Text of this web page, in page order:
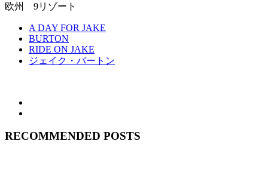
欧州 9リゾート
A DAY FOR JAKE
BURTON
RIDE ON JAKE
ジェイク・バートン
RECOMMENDED POSTS